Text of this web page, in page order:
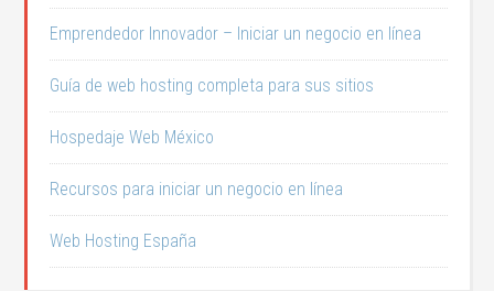
Emprendedor Innovador – Iniciar un negocio en línea
Guía de web hosting completa para sus sitios
Hospedaje Web México
Recursos para iniciar un negocio en línea
Web Hosting España